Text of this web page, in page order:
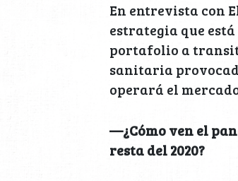
En entrevista con
estrategia que
portafolio a
sanitaria
operará el
—¿Cómo ven el
resta del 2020?